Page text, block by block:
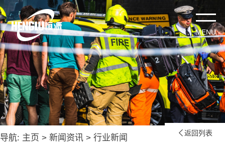
导航: 主页 > 新闻资讯 > 行业新闻  返回列表